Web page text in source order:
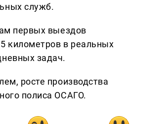
служб.
первых выездов
километров в реальных
задач.
росте производства
полиса ОСАГО.